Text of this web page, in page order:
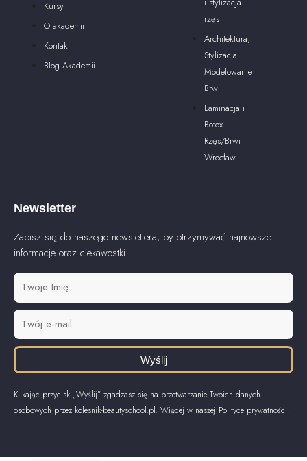
Kursy
O akademii
Kontakt
Blog Akademii
rzęs
Architektura,
Stylizacja i
Modelowanie
Brwi
Laminacja i
Botox
Rzęs/Brwi
Wrocław
Newsletter
Zapisz się do naszego newslettera, by otrzymywać najnowsze
informacje oraz ciekawostki.
Wyślij
Klikając przycisk „Wyślij” zgadzasz się na przetwarzanie Twoich danych
osobowych przez kolesnik-beautyschool.pl. Więcej w naszej Polityce prywatności.